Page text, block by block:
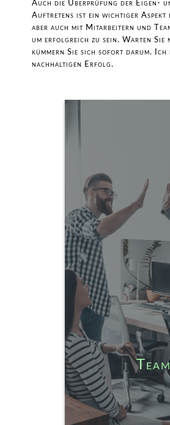
Auch die Überprüfung der Eigen-
Auftretens ist ein wichtiger Aspekt
aber auch mit Mitarbeitern und
um erfolgreich zu sein. Warten Sie
kümmern Sie sich sofort darum.
nachhaltigen Erfolg.